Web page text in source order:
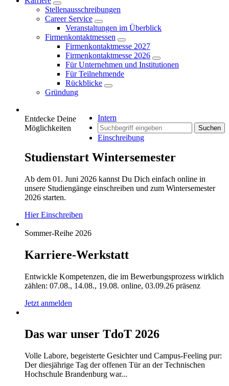
Stellenausschreibungen
Career Service
Veranstaltungen im Überblick
Firmenkontaktmessen
Firmenkontaktmesse 2027
Firmenkontaktmesse 2026
Für Unternehmen und Institutionen
Für Teilnehmende
Rückblicke
Gründung
Intern
Suchen
Einschreibung
Entdecke Deine
Möglichkeiten
Studienstart Wintersemester
Ab dem 01. Juni 2026 kannst Du Dich einfach online in
unsere Studiengänge einschreiben und zum Wintersemester
2026 starten.
Hier Einschreiben
Sommer-Reihe 2026
Karriere-Werkstatt
Entwickle Kompetenzen, die im Bewerbungsprozess wirklich
zählen: 07.08., 14.08., 19.08. online, 03.09.26 präsenz
Jetzt anmelden
Das war unser TdoT 2026
Volle Labore, begeisterte Gesichter und Campus-Feeling pur:
Der diesjährige Tag der offenen Tür an der Technischen
Hochschule Brandenburg war...